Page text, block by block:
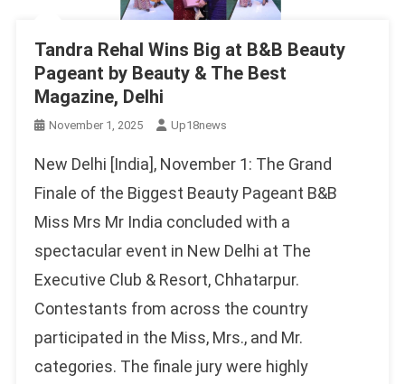
Tandra Rehal Wins Big at B&B Beauty
Pageant by Beauty & The Best
Magazine, Delhi
November 1, 2025 Up18news
New Delhi [India], November 1: The Grand
Finale of the Biggest Beauty Pageant B&B
Miss Mrs Mr India concluded with a
spectacular event in New Delhi at The
Executive Club & Resort, Chhatarpur.
Contestants from across the country
participated in the Miss, Mrs., and Mr.
categories. The finale jury were highly